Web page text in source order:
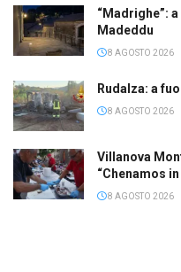
“Madrighe”:
Madeddu
8 AGOSTO 2026
Rudalza: a
8 AGOSTO 2026
Villanova
“Chenamos
8 AGOSTO 2026